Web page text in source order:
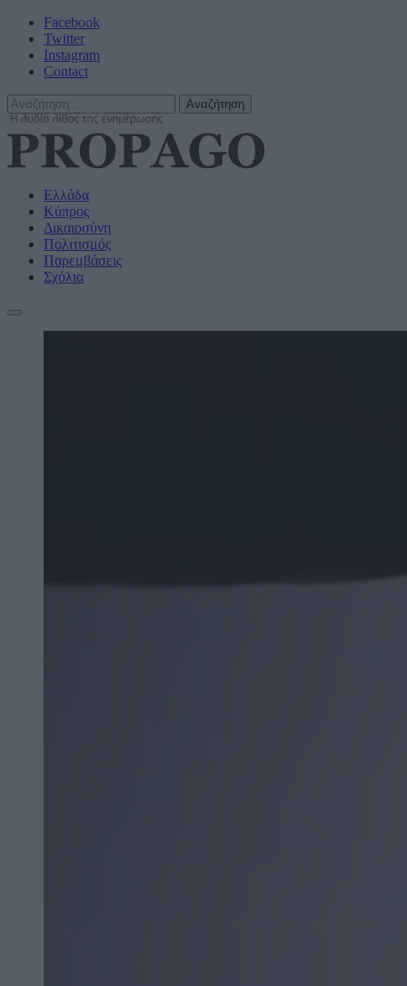
Facebook
Twitter
Instagram
Contact
Ελλάδα
Κύπρος
Δικαιοσύνη
Πολιτισμός
Παρεμβάσεις
Σχόλια